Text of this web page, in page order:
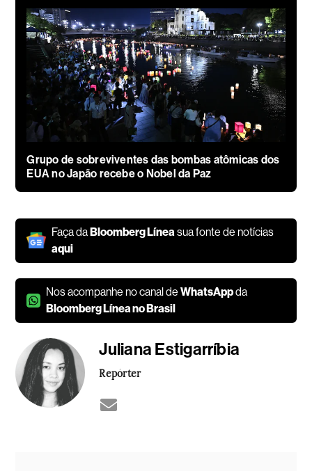
Grupo de sobreviventes das bombas atômicas dos
EUA no Japão recebe o Nobel da Paz
Faça daBloomberg Línea sua fonte de notícias
aqui
Nos acompanhe no canal deWhatsAppda
Bloomberg Línea no Brasil
Juliana Estigarríbia
Repórter